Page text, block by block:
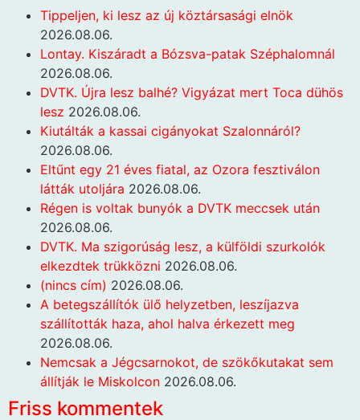
Tippeljen, ki lesz az új köztársasági elnök
2026.08.06.
Lontay. Kiszáradt a Bózsva-patak Széphalomnál
2026.08.06.
DVTK. Újra lesz balhé? Vigyázat mert Toca dühös
lesz 2026.08.06.
Kiutálták a kassai cigányokat Szalonnáról?
2026.08.06.
Eltűnt egy 21 éves fiatal, az Ozora fesztiválon
látták utoljára 2026.08.06.
Régen is voltak bunyók a DVTK meccsek után
2026.08.06.
DVTK. Ma szigorúság lesz, a külföldi szurkolók
elkezdtek trükközni 2026.08.06.
(nincs cím) 2026.08.06.
A betegszállítók ülő helyzetben, leszíjazva
szállították haza, ahol halva érkezett meg
2026.08.06.
Nemcsak a Jégcsarnokot, de szökőkutakat sem
állítják le Miskolcon 2026.08.06.
Friss kommentek